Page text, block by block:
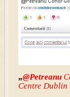
„@Petreanu
Centre